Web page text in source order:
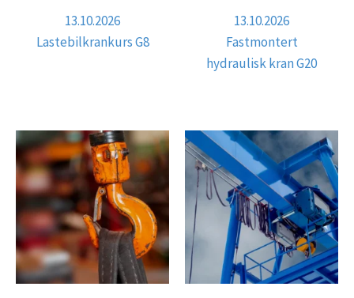
13.10.2026
Lastebilkrankurs G8
13.10.2026
Fastmontert
hydraulisk kran G20